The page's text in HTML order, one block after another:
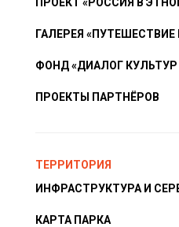
ГАЛЕРЕЯ
ФОНД «ДИАЛОГ
ПРОЕКТЫ ПАРТНЁРОВ
ТЕРРИТОРИЯ
ИНФРАСТРУКТУРА И
КАРТА ПАРКА